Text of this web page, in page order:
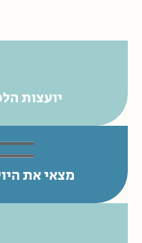
יועצות
מצאי את